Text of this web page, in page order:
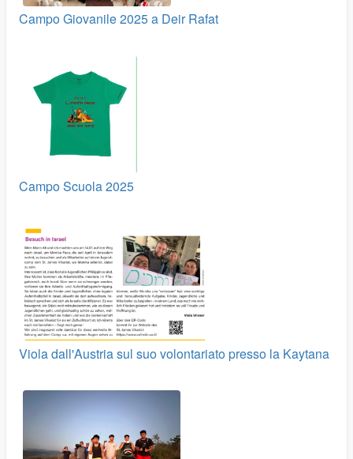
Campo Giovanile 2025 a Deir Rafat
Campo Scuola 2025
Viola dall'Austria sul suo volontariato presso la Kaytana